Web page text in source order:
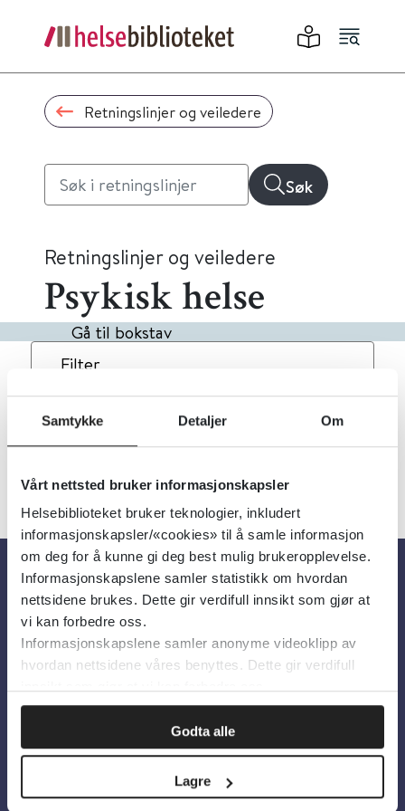
Samtykke Detaljer Om
Vårt nettsted bruker informasjonskapsler
Helsebiblioteket bruker teknologier, inkludert
informasjonskapsler/«cookies» til å samle informasjon
om deg for å kunne gi deg best mulig brukeropplevelse.
Informasjonskapslene samler statistikk om hvordan
nettsidene brukes. Dette gir verdifull innsikt som gjør at
vi kan forbedre oss.
Informasjonskapslene samler anonyme videoklipp av
hvordan nettsidene våres benyttes. Dette gir verdifull
Godta alle
Lagre
Retningslinjer og veiledere
Søk
Retningslinjer og veiledere
Psykisk helse
Gå til bokstav
Filter
4Treff Dato Alfabetisk
Om oss
Om Helsebiblioteket
Personvern og informasjonskapsler
Tilgjengelighetserklæring
Information in English
Bilder fra Colourbox.com